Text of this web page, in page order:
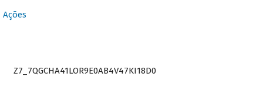
Ações
Z7_7QGCHA41LOR9E0AB4V47KI18D0